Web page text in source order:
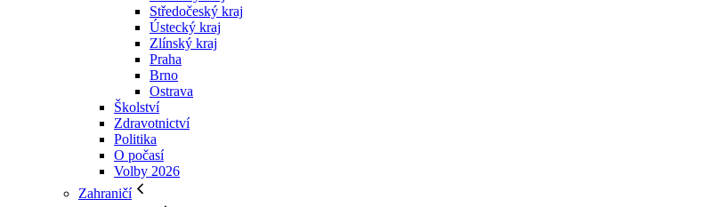
Středočeský kraj
Ústecký kraj
Zlínský kraj
Praha
Brno
Ostrava
Školství
Zdravotnictví
Politika
O počasí
Volby 2026
Zahraničí